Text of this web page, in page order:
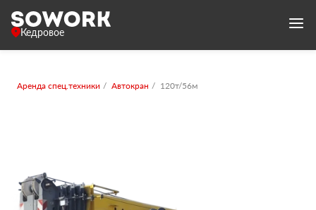
Кедровое
Аренда спец.техники Автокран 120т/56м